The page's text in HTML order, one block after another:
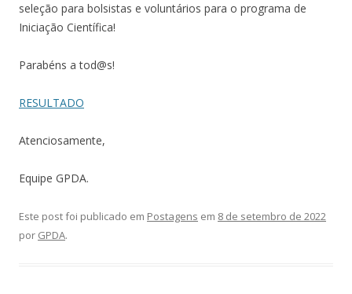
seleção para bolsistas e voluntários para o programa de
Iniciação Científica!
Parabéns a tod@s!
RESULTADO
Atenciosamente,
Equipe GPDA.
Este post foi publicado em Postagens em 8 de setembro de 2022
por GPDA.